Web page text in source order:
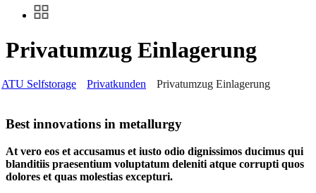
Privatumzug Einlagerung
ATU Selfstorage Privatkunden Privatumzug Einlagerung
Best innovations in metallurgy
At vero eos et accusamus et iusto odio dignissimos ducimus qui
blanditiis praesentium voluptatum deleniti atque corrupti quos
dolores et quas molestias excepturi.